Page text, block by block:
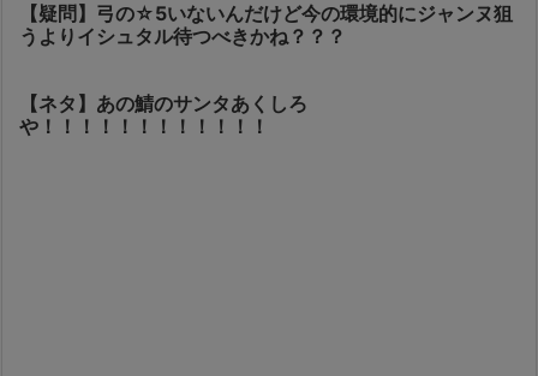
【疑問】弓の☆5いないんだけど今の環境的にジャンヌ狙
うよりイシュタル待つべきかね？？？
【ネタ】あの鯖のサンタあくしろ
や！！！！！！！！！！！！